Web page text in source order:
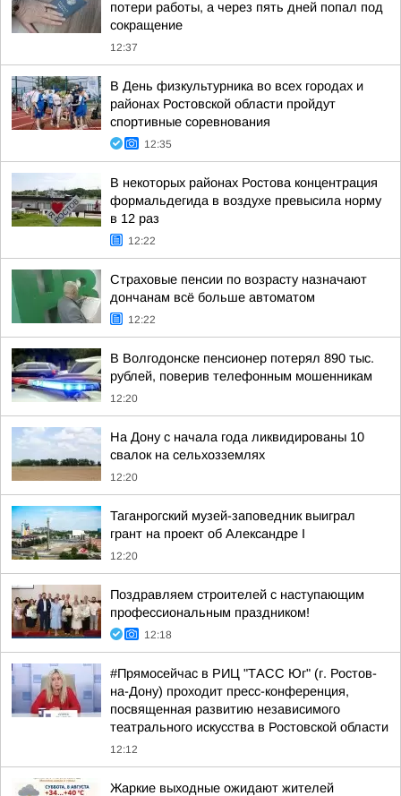
потери работы, а через пять дней попал под
сокращение
12:37
В День физкультурника во всех городах и
районах Ростовской области пройдут
спортивные соревнования
12:35
В некоторых районах Ростова концентрация
формальдегида в воздухе превысила норму
в 12 раз
12:22
Страховые пенсии по возрасту назначают
дончанам всё больше автоматом
12:22
В Волгодонске пенсионер потерял 890 тыс.
рублей, поверив телефонным мошенникам
12:20
На Дону с начала года ликвидированы 10
свалок на сельхозземлях
12:20
Таганрогский музей-заповедник выиграл
грант на проект об Александре I
12:20
Поздравляем строителей с наступающим
профессиональным праздником!
12:18
#Прямосейчас в РИЦ "ТАСС Юг" (г. Ростов-
на-Дону) проходит пресс-конференция,
посвященная развитию независимого
театрального искусства в Ростовской области
12:12
Жаркие выходные ожидают жителей